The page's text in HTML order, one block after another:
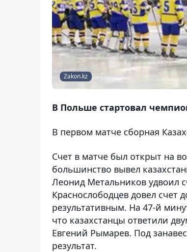
Zakon.kz
В Польше стартовал
В первом матче сборная
Счет в матче был открыт на
большинство вывел
Леонид Метальников удвоил
Краснослободцев довел счет
результативным. На 47-й
что казахстанцы ответили
Евгений Рымарев. Под
результат.